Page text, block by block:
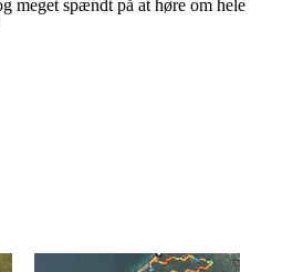
meget spændt på at høre om hele